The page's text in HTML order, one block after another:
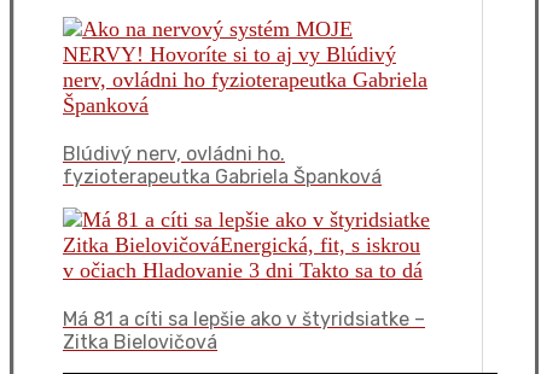
Blúdivý nerv, ovládni ho.
fyzioterapeutka Gabriela Španková
Má 81 a cíti sa lepšie ako v štyridsiatke –
Zitka Bielovičová